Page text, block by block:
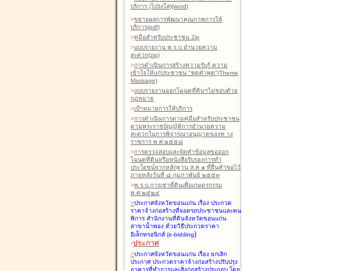
บริการ (โปร่งใส)(word)
>ขยายผลการพัฒนาคุณภาพการให้
บริการ(pdf)
>คู่มือสำหรับประชาชน Zip
>แบบรายงาน พ.ร.บ.อำนวยความ
สะดวก(zip)
>การดำเนินการสร้างความรับรู้ ความ
เข้าใจให้แก่ประชาชน "ชุดคำพูด"(Theme
Massage)
>แบบรายงานออกโฉนดที่ดินฯไม่ชอบด้วย
กฎหมาย
>เป้าหมายการให้บริการ
>การดำเนินการตามคู่มือสำหรับประชาชน
ตามพระราชบัญญัติการอำนวยความ
สะดวกในการพิจารณาอนุญาตของท าง
ราชการ พ.ศ.๒๕๕๘
>การตรวจสอบและจัดทำข้อมูลขอออก
โฉนดที่ดินหรือหนังสือรับรองการทำ
ประโยชน์จากหลักฐาน ส.ค.๑ ที่ยื่นคำขอไว้
ภายหลังวันที่ ๘ กุมภาพันธ์ ๒๕๕๓
>พ.ร.บ.การเช่าที่ดินเพื่อเกษตรกรรม
พ.ศ.๒๕๒๔
>ประกาศจังหวัดขอนแก่น เรื่อง ประกวด
ราคาจ้างก่อสร้างที่จอดรถประชาชนและคน
พิการ สำนักงานที่ดินจังหวัดขอนแก่น
สาขาน้ำพอง ด้วยวิธีประกวดราคา
อิเล็กทรอนิกส์ (e-bidding)
-ประกาศ
>ประกาศจังหวัดขอนแก่น เรื่อง ยกเลิก
ประกาศ ประกวดราคาจ้างก่อสร้างปรับปรุง